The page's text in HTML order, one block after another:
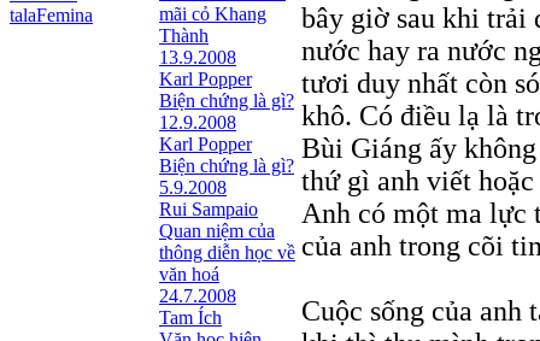
talaFemina
mãi cỏ Khang
Thành
13.9.2008
Karl Popper
Biện chứng là gì?
12.9.2008
Karl Popper
Biện chứng là gì?
5.9.2008
Rui Sampaio
Quan niệm của
thông diễn học về
văn hoá
24.7.2008
Tam Ích
bây giờ sau khi trải
nước hay ra nước
tươi duy nhất còn
khô. Có điều lạ là
Bùi Giáng ấy
thứ gì anh viết
Anh có một ma lực
của anh trong cõi
Cuộc sống của anh